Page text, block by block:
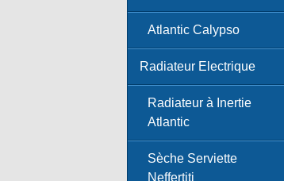
Atlantic Calypso
Radiateur Electrique
Radiateur à Inertie
Atlantic
Sèche Serviette
Neffertiti